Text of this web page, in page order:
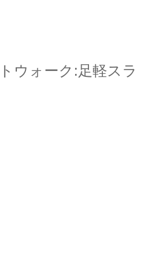
ウォーク:足軽スラ